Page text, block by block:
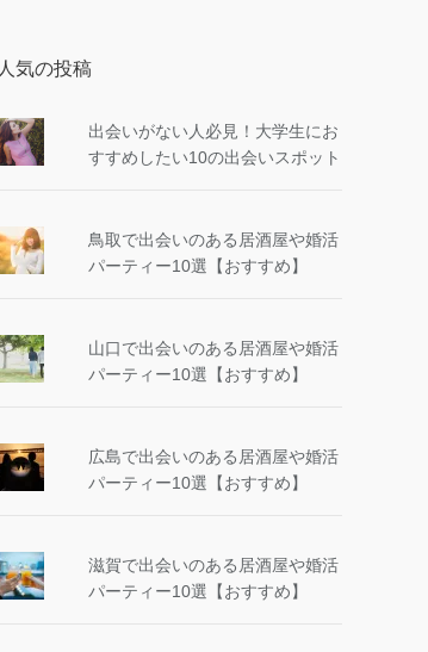
人気の投稿
出会いがない人必見！大学生にお
すすめしたい10の出会いスポット
鳥取で出会いのある居酒屋や婚活
パーティー10選【おすすめ】
山口で出会いのある居酒屋や婚活
パーティー10選【おすすめ】
広島で出会いのある居酒屋や婚活
パーティー10選【おすすめ】
滋賀で出会いのある居酒屋や婚活
パーティー10選【おすすめ】